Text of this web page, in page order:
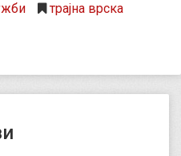
трајна врска